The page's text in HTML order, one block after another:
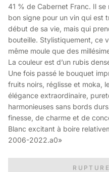
41 % de Cabernet Franc. Il
bon signe pour un vin qui est
début de sa vie, mais qui
bouteille. Stylistiquement, ce
même moule que des
La couleur est d’un rubis
Une fois passé le bouquet
fruits noirs, réglisse et moka,
élégance extraordinaire,
harmonieuses sans bords
finesse, de charme et de
Blanc excitant à boire
2006-2022.a0»